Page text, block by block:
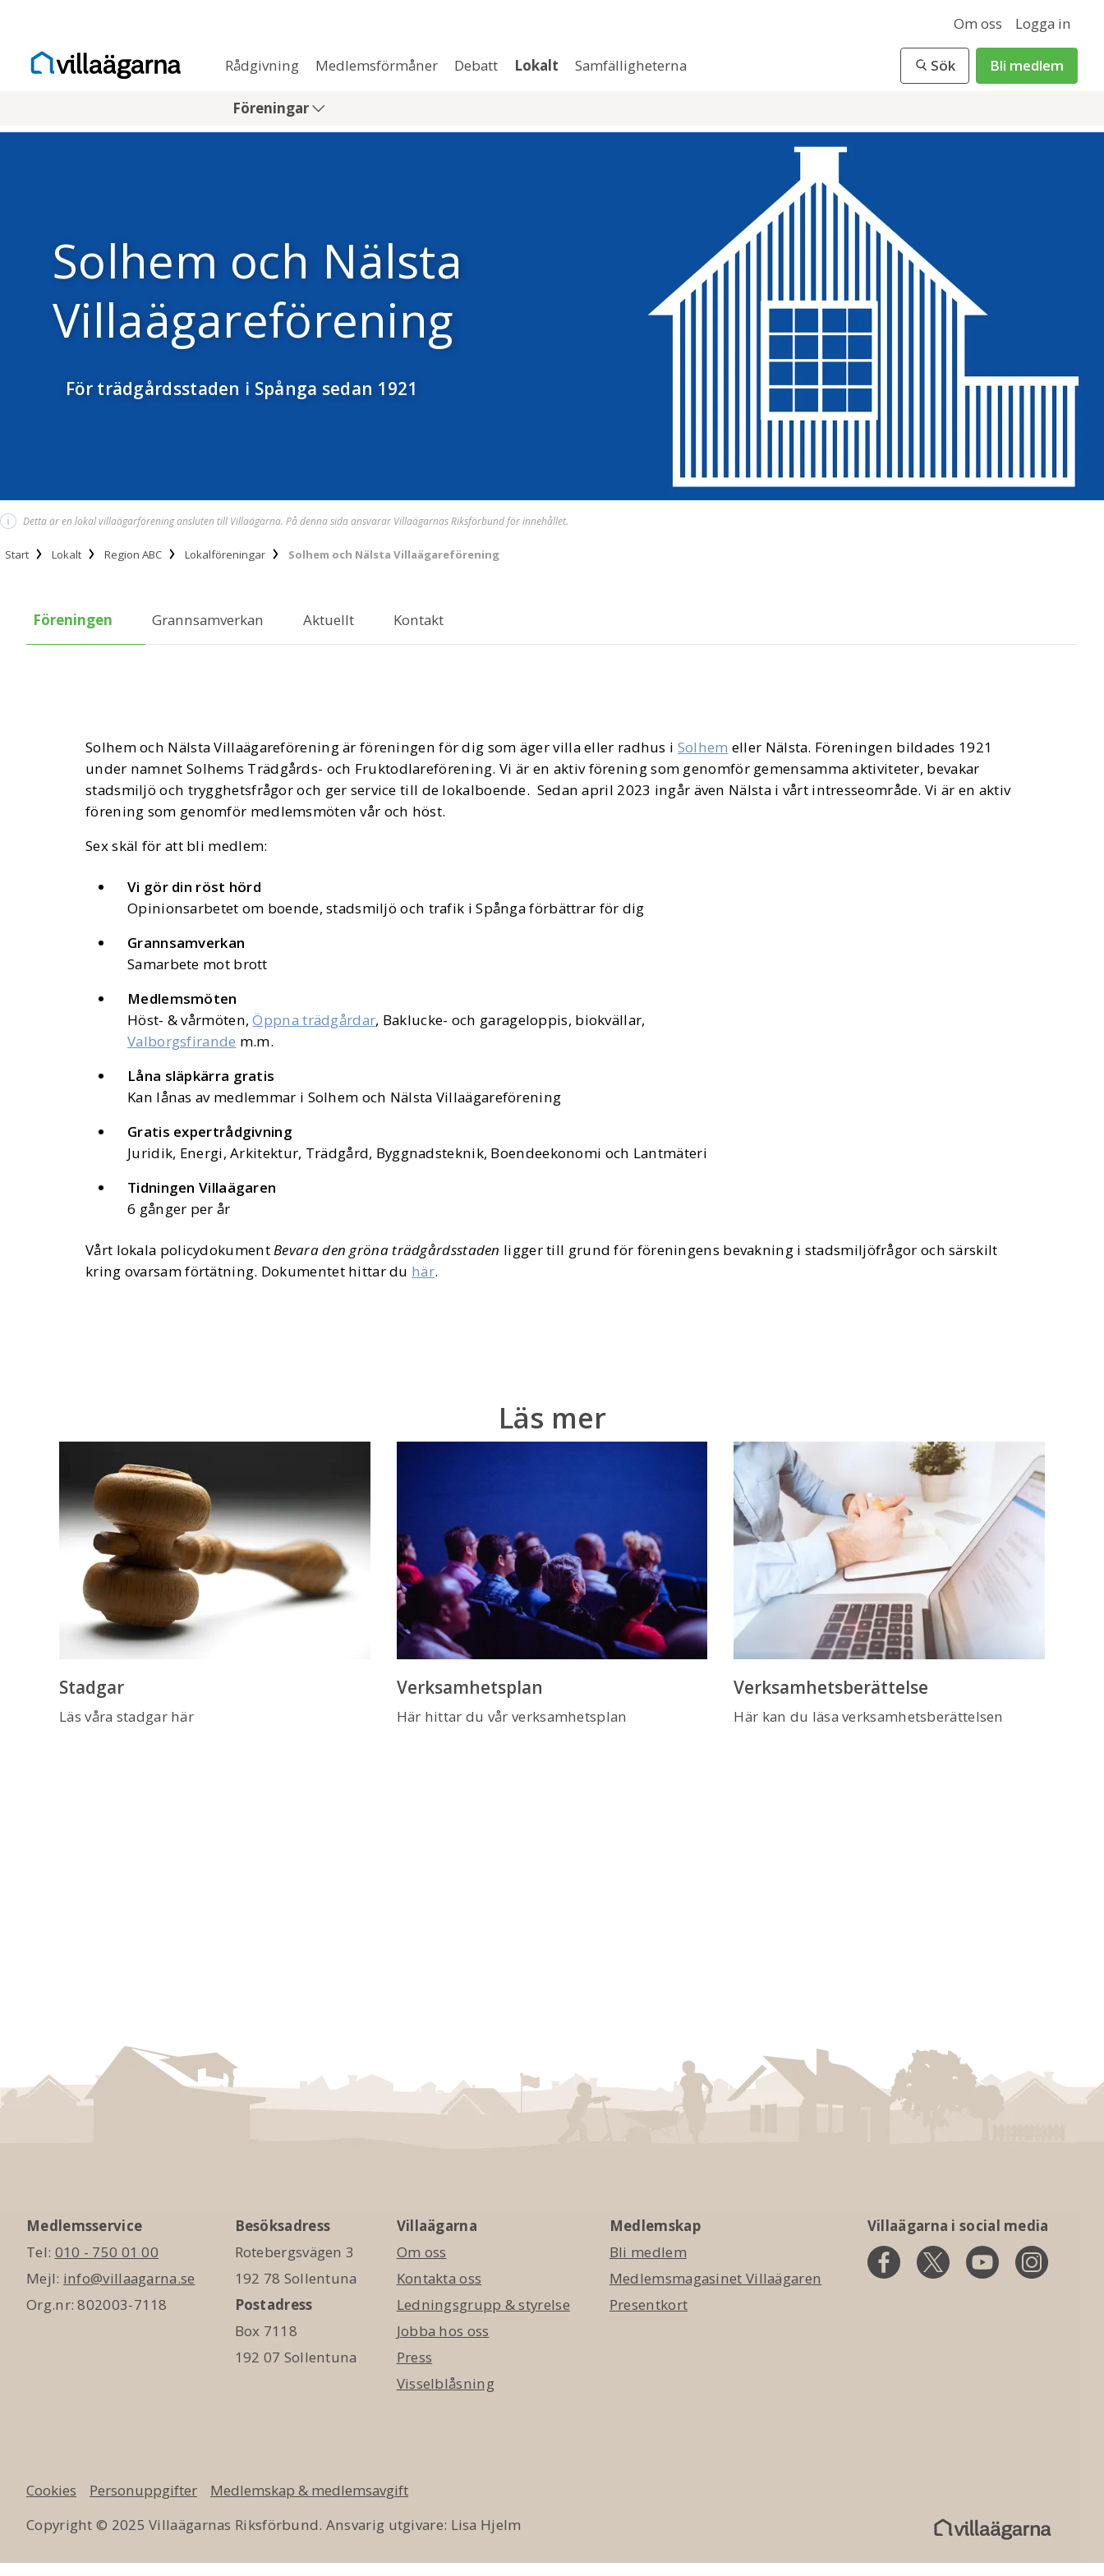
Om oss Logga in
Rådgivning Medlemsförmåner Debatt Lokalt Samfälligheterna Sök Bli medlem
Föreningar
Solhem och Nälsta
Villaägareförening
För trädgårdsstaden i Spånga sedan 1921
i Detta är en lokal villaägarförening ansluten till Villaägarna. På denna sida ansvarar Villaägarnas Riksförbund för innehållet.
Start Lokalt Region ABC Lokalföreningar Solhem och Nälsta Villaägareförening
Föreningen Grannsamverkan Aktuellt Kontakt
Solhem och Nälsta Villaägareförening är föreningen för dig som äger villa eller radhus i Solhem eller Nälsta. Föreningen bildades 1921
under namnet Solhems Trädgårds- och Fruktodlareförening. Vi är en aktiv förening som genomför gemensamma aktiviteter, bevakar
stadsmiljö och trygghetsfrågor och ger service till de lokalboende. Sedan april 2023 ingår även Nälsta i vårt intresseområde. Vi är en aktiv
förening som genomför medlemsmöten vår och höst.
Sex skäl för att bli medlem:
Vi gör din röst hörd
Opinionsarbetet om boende, stadsmiljö och trafik i Spånga förbättrar för dig
Grannsamverkan
Samarbete mot brott
Medlemsmöten
Höst- & vårmöten,Öppna trädgårdar, Baklucke- och garageloppis, biokvällar,
Valborgsfirande m.m.
Låna släpkärra gratis
Kan lånas av medlemmar i Solhem och Nälsta Villaägareförening
Gratis expertrådgivning
Juridik, Energi, Arkitektur, Trädgård, Byggnadsteknik, Boendeekonomi och Lantmäteri
Tidningen Villaägaren
6 gånger per år
Vårt lokala policydokumentBevara den gröna trädgårdsstaden ligger till grund för föreningens bevakning i stadsmiljöfrågor och särskilt
kring ovarsam förtätning. Dokumentet hittar du här.
Läs mer
Stadgar
Läs våra stadgar här
Verksamhetsplan
Här hittar du vår verksamhetsplan
Verksamhetsberättelse
Här kan du läsa verksamhetsberättelsen
Medlemsservice
Tel: 010 - 750 01 00
Mejl: info@villaagarna.se
Org.nr: 802003-7118
Besöksadress
Rotebergsvägen 3
192 78 Sollentuna
Postadress
Box 7118
192 07 Sollentuna
Villaägarna
Om oss
Kontakta oss
Ledningsgrupp & styrelse
Jobba hos oss
Press
Visselblåsning
Medlemskap
Bli medlem
Medlemsmagasinet Villaägaren
Presentkort
Villaägarna i social media
Cookies Personuppgifter
Medlemskap & medlemsavgift
Copyright © 2025 Villaägarnas Riksförbund. Ansvarig utgivare: Lisa Hjelm